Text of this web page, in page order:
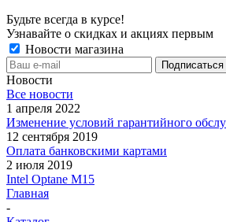
Будьте всегда в курсе!
Узнавайте о скидках и акциях первым
Новости магазина
Новости
Все новости
1 апреля 2022
Изменение условий гарантийного
12 сентября 2019
Оплата банковскими картами
2 июля 2019
Intel Optane M15
Главная
-